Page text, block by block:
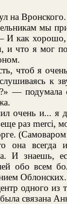
на Вронского.
мы
И как
и что я мог
чтоб я
к
— подумала
очень и... я
раз merci,
она всегда
И знаешь,
обо всем
Облонских.
одного из
связана